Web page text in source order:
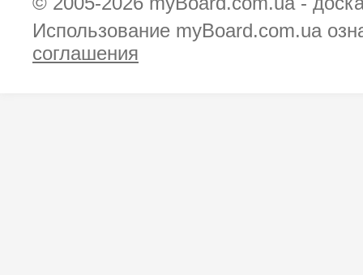
Использование myBoard.com.ua
соглашения